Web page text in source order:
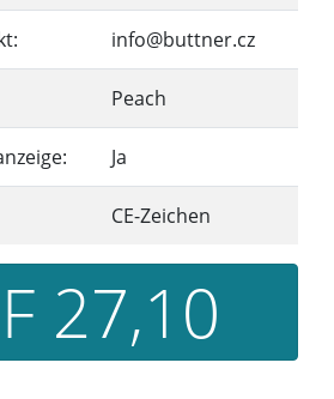
info@buttner.cz
Peach
Ja
CE-Zeichen
27,10